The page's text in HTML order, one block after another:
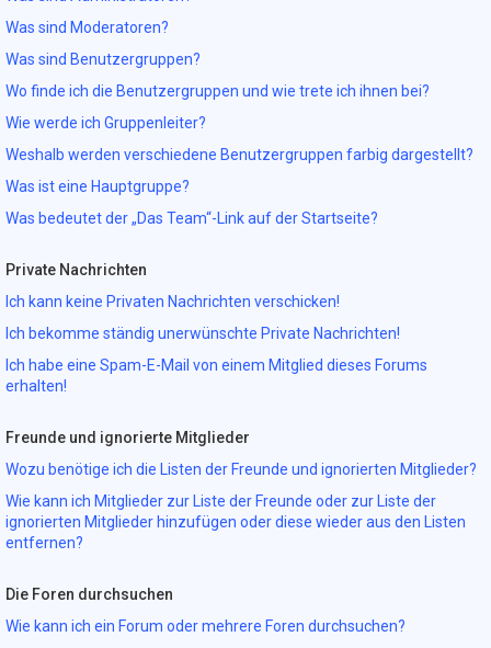
Was sind Moderatoren?
Was sind Benutzergruppen?
Wo finde ich die Benutzergruppen und wie trete ich ihnen bei?
Wie werde ich Gruppenleiter?
Weshalb werden verschiedene Benutzergruppen farbig dargestellt?
Was ist eine Hauptgruppe?
Was bedeutet der „Das Team“-Link auf der Startseite?
Private Nachrichten
Ich kann keine Privaten Nachrichten verschicken!
Ich bekomme ständig unerwünschte Private Nachrichten!
Ich habe eine Spam-E-Mail von einem Mitglied dieses Forums
erhalten!
Freunde und ignorierte Mitglieder
Wozu benötige ich die Listen der Freunde und ignorierten Mitglieder?
Wie kann ich Mitglieder zur Liste der Freunde oder zur Liste der
ignorierten Mitglieder hinzufügen oder diese wieder aus den Listen
entfernen?
Die Foren durchsuchen
Wie kann ich ein Forum oder mehrere Foren durchsuchen?